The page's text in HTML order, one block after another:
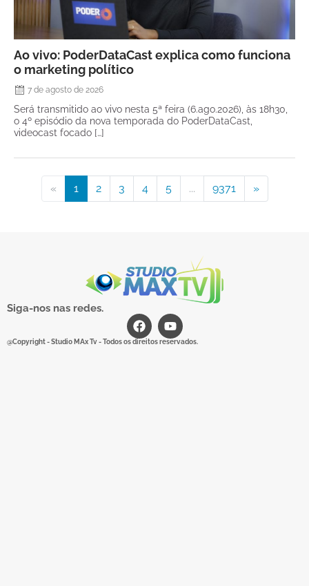
Ao vivo: PoderDataCast explica como funciona
o marketing político
7 de agosto de 2026
Será transmitido ao vivo nesta 5ª feira (6.ago.2026), às 18h30,
o 4º episódio da nova temporada do PoderDataCast,
videocast focado […]
« 1 2 3 4 5 ... 9371 »
Siga-nos nas redes.
@Copyright - Studio MAx Tv - Todos os direitos reservados.